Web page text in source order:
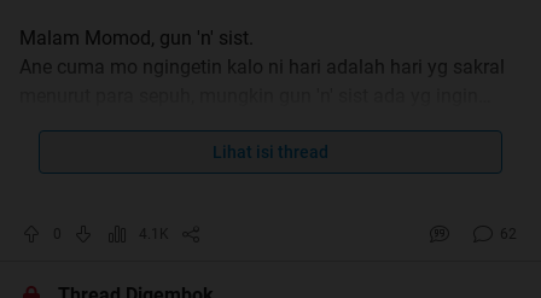
Malam Momod, gun 'n' sist.
Ane cuma mo ngingetin kalo ni hari adalah hari yg sakral
memberikan masukan untuk keselamatan kita semua.
Lihat isi thread
4.1K 62